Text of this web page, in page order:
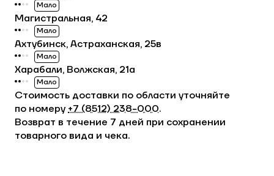
Стоимость доставки по области уточняйте
по номеру +7 (8512) 238−000.
Возврат в течение 7 дней при сохранении
товарного вида и чека.
Мало
Магистральная, 42
Мало
Ахтубинск, Астраханская, 25в
Мало
Харабали, Волжская, 21а
Мало